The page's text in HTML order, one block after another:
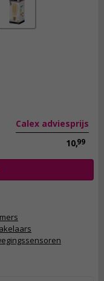
Calex adviesprijs
10,99